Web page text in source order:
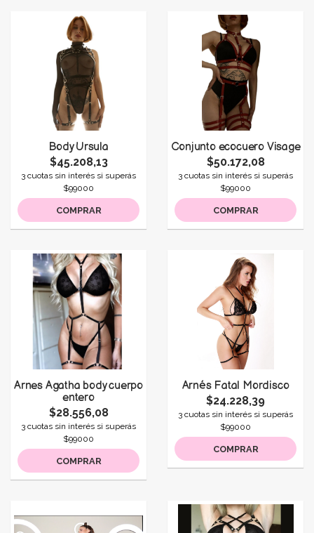
Body Ursula
$45.208,13
3 cuotas sin interés si superás
$99000
COMPRAR
Conjunto ecocuero Visage
$50.172,08
3 cuotas sin interés si superás
$99000
COMPRAR
Arnes Agatha body cuerpo
entero
$28.556,08
3 cuotas sin interés si superás
$99000
COMPRAR
Arnés Fatal Mordisco
$24.228,39
3 cuotas sin interés si superás
$99000
COMPRAR